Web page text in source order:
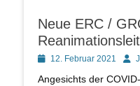
Neue ERC /
Posted12. Februar 2021
Angesichts der